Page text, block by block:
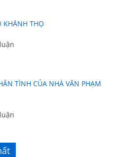
KHÁNH THỌ
TÌNH CỦA NHÀ VĂN PHẠM